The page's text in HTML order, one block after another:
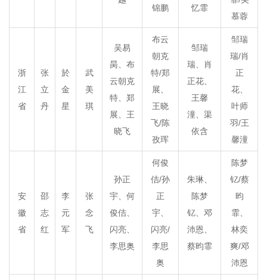
锦鹏
忆霏
慕蓉
浙
江
省
张
立
丹
於
金
星
武
美
琪
吴易
昺、布
云朝克
特、郑
展、王
晓飞
布云
朝克
特/郑
展、
王晓
飞/陈
孜珲
邹瑞
瑞、肖
正花、
王馨
潼、渠
依含
邹瑞
瑞/肖
正
花、
叶师
羽/王
馨潼
安
徽
省
邵
志
红
李
元
军
张
念
飞
孙正
宇、何
俊佶、
闪亮、
李思奥
何俊
佶/孙
正
宇、
闪亮/
李思
奥
朱琳、
陈梦
钇、邓
沛恩、
蔡昀霏
陈梦
钇/蔡
昀
霏、
林奕
爽/邓
沛恩